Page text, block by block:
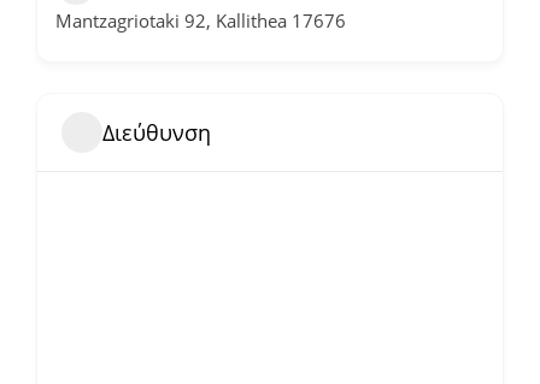
Mantzagriotaki 92, Kallithea 17676
Διεύθυνση